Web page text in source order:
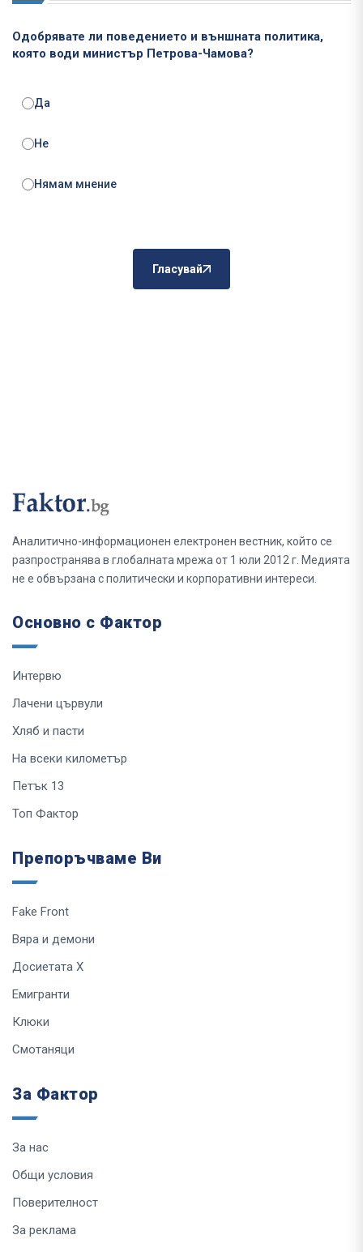
Одобрявате ли поведението и външната политика,
която води министър Петрова-Чамова?
Да
Не
Нямам мнение
Гласувай
Аналитично-информационен електронен вестник, който се
разпространява в глобалната мрежа от 1 юли 2012 г. Медията
не е обвързана с политически и корпоративни интереси.
Основно с Фактор
Интервю
Лачени цървули
Хляб и пасти
На всеки километър
Петък 13
Топ Фактор
Препоръчваме Ви
Fake Front
Вяра и демони
Досиетата Х
Емигранти
Клюки
Смотаняци
За Фактор
За нас
Общи условия
Поверителност
За реклама